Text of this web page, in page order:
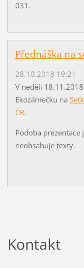
031.
Přednáška na
28.10.2018 19:21
V neděli
Ekozámečku na
ČR.
Podoba
neobsahuje texty.
Kontakt